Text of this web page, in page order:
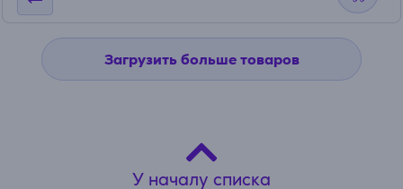
Загрузить больше товаров
У началу списка